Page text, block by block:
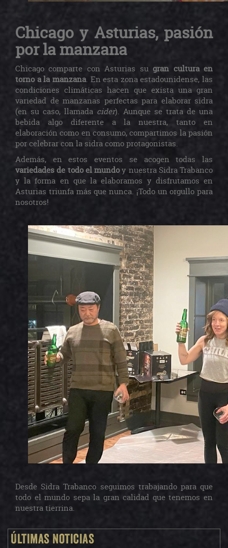
Chicago y Asturias, pasión
por la manzana
Chicago comparte con Asturias sugran cultura en
torno a la manzana. En esta zona estadounidense, las
condiciones climáticas hacen que exista una gran
variedad de manzanas perfectas para elaborar sidra
(en su caso, llamada cider). Aunque se trata de una
bebida algo diferente a la nuestra, tanto en
elaboración como en consumo, compartimos la pasión
por celebrar con la sidra como protagonistas.
Además, en estos eventos se acogen todas las
variedades de todo el mundoy nuestra Sidra Trabanco
y la forma en que la elaboramos y disfrutamos en
Asturias triunfa más que nunca. ¡Todo un orgullo para
nosotros!
Desde Sidra Trabanco seguimos trabajando para que
todo el mundo sepa la gran calidad que tenemos en
nuestra tierrina.
Últimas noticias